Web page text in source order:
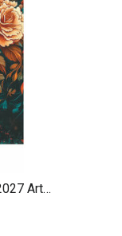
Art